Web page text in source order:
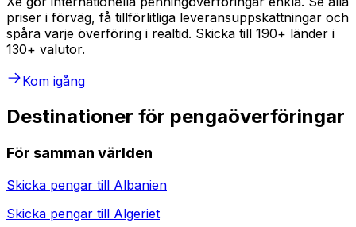
priser i förväg, få tillförlitliga leveransuppskattningar och
spåra varje överföring i realtid. Skicka till 190+ länder i
130+ valutor.
Kom igång
Destinationer för pengaöverföringar
För samman världen
Skicka pengar till Albanien
Skicka pengar till Algeriet